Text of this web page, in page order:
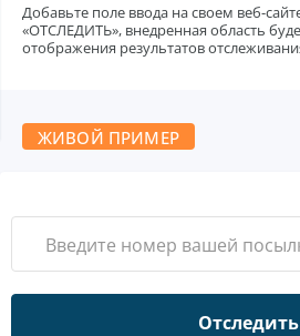
Добавьте поле ввода на своем веб-
«ОТСЛЕДИТЬ», внедренная область
отображения результатов
ЖИВОЙ ПРИМЕР
Отследить